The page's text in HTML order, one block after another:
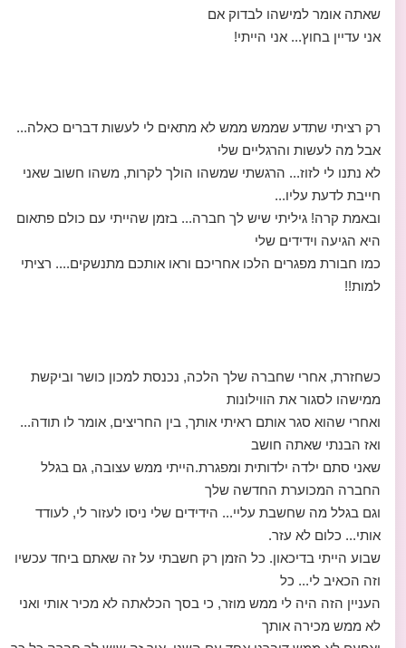
שאתה אומר למישהו לבדוק אם
אני עדיין בחוץ... אני הייתי!
רק רציתי שתדע שממש ממש לא מתאים לי לעשות דברים כאלה...
אבל מה לעשות והרגליים שלי
לא נתנו לי לזוז... הרגשתי שמשהו הולך לקרות, משהו חשוב שאני
חייבת לדעת עליו...
ובאמת קרה! גיליתי שיש לך חברה... בזמן שהייתי עם כולם פתאום
היא הגיעה וידידים שלי
כמו חבורת מפגרים הלכו אחריכם וראו אותכם מתנשקים.... רציתי
למות!!
כשחזרת, אחרי שחברה שלך הלכה, נכנסת למכון כושר וביקשת
ממישהו לסגור את הווילונות
ואחרי שהוא סגר אותם ראיתי אותך, בין החריצים, אומר לו תודה...
ואז הבנתי שאתה חושב
שאני סתם ילדה ילדותית ומפגרת.הייתי ממש עצובה, גם בגלל
החברה המכוערת החדשה שלך
וגם בגלל מה שחשבת עליי... הידידים שלי ניסו לעזור לי, לעודד
אותי... כלום לא עזר.
שבוע הייתי בדיכאון. כל הזמן רק חשבתי על זה שאתם ביחד עכשיו
וזה הכאיב לי... כל
העניין הזה היה לי ממש מוזר, כי בסך הכלאתה לא מכיר אותי ואני
לא ממש מכירה אותך